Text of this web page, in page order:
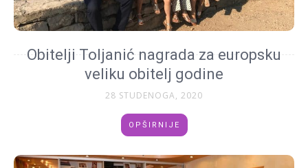
Obitelji Toljanić nagrada za europsku
veliku obitelj godine
28 STUDENOGA, 2020
OPŠIRNIJE